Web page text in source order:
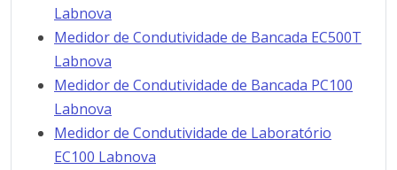
Labnova
Medidor de Condutividade de Bancada EC500T
Labnova
Medidor de Condutividade de Bancada PC100
Labnova
Medidor de Condutividade de Laboratório
EC100 Labnova